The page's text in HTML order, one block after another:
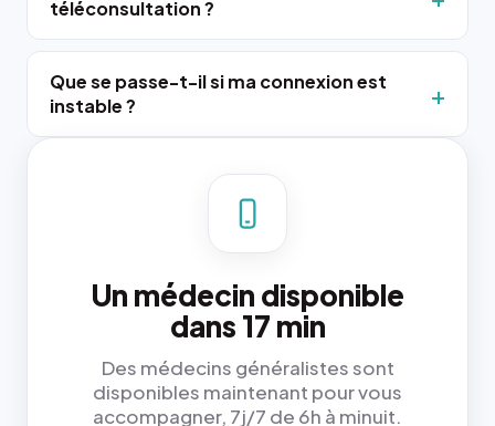
téléconsultation ?
Que se passe-t-il si ma connexion est
instable ?
Un médecin disponible
dans 17 min
Des médecins généralistes sont
disponibles maintenant pour vous
accompagner, 7j/7 de 6h à minuit.